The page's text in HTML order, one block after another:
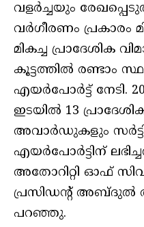
വളര്‍ച്ചയും
വര്‍ഗീരണം പ്രകാരം
മികച്ച പ്രാദേശിക
കൂട്ടത്തില്‍ രണ്ടാം
എയര്‍പോര്‍ട്ട് നേടി.
ഇടയില്‍ 13
അവാര്‍ഡുകളും
എയര്‍പോര്‍ട്ടിന്
അതോറിറ്റി ഓഫ്
പ്രസിഡന്റ്
പറഞ്ഞു.